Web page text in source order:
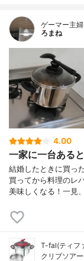
ゲーマー主婦
ろまね
4.00
一家に一台ある
結婚したときに買っ
買ってから料理のレ
美味しくなる！一見
T-fal(ティフ
クリプソア